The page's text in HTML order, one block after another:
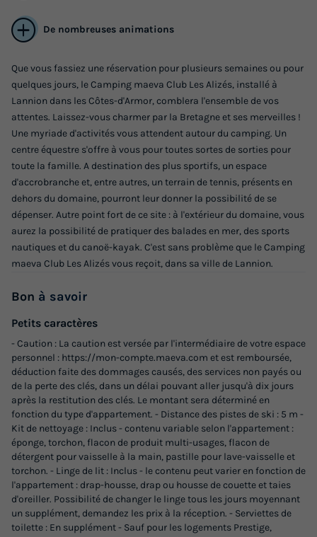
MOBILHOME 8 personnes - Confort 32m²
Annulation gratuite
Surface
32m²
Adultes
6
Enfants
2
Chambres
3
Salle de bain
1
Terrasse semi-couverte Animaux autorisés * Cafetière
Congélateur Réfrigérateur
+ 4
Meilleur prix pour 7 nuits
Modifier les dates
482,90 €
263,40 €
Prix de comparaison
-45%
d'économie
Voir les logements
De nombreuses animations
Que vous fassiez une réservation pour plusieurs semaines ou pour
quelques jours, le Camping maeva Club Les Alizés, installé à
Lannion dans les Côtes-d'Armor, comblera l'ensemble de vos
attentes. Laissez-vous charmer par la Bretagne et ses merveilles !
Une myriade d'activités vous attendent autour du camping. Un
centre équestre s'offre à vous pour toutes sortes de sorties pour
toute la famille. A destination des plus sportifs, un espace
d'accrobranche et, entre autres, un terrain de tennis, présents en
dehors du domaine, pourront leur donner la possibilité de se
dépenser. Autre point fort de ce site : à l'extérieur du domaine, vous
aurez la possibilité de pratiquer des balades en mer, des sports
nautiques et du canoë-kayak. C'est sans problème que le Camping
maeva Club Les Alizés vous reçoit, dans sa ville de Lannion.
Bon à savoir
Petits caractères
- Caution : La caution est versée par l'intermédiaire de votre espace
personnel : https://mon-compte.maeva.com et est remboursée,
déduction faite des dommages causés, des services non payés ou
de la perte des clés, dans un délai pouvant aller jusqu'à dix jours
après la restitution des clés. Le montant sera déterminé en
fonction du type d'appartement. - Distance des pistes de ski : 5 m -
Kit de nettoyage : Inclus - contenu variable selon l'appartement :
éponge, torchon, flacon de produit multi-usages, flacon de
détergent pour vaisselle à la main, pastille pour lave-vaisselle et
torchon. - Linge de lit : Inclus - le contenu peut varier en fonction de
l'appartement : drap-housse, drap ou housse de couette et taies
d'oreiller. Possibilité de changer le linge tous les jours moyennant
un supplément, demandez les prix à la réception. - Serviettes de
toilette : En supplément - Sauf pour les logements Prestige,